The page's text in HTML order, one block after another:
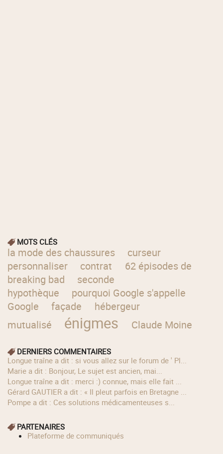
MOTS CLÉS
la mode des chaussures
curseur
personnaliser
contrat
62 épisodes de
breaking bad
seconde
hypothèque
pourquoi Google s'appelle
Google
façade
hébergeur
mutualisé
énigmes Claude Moine
DERNIERS COMMENTAIRES
longue traîne a dit : si vous allez sur le forum de ' Pl...
Marie a dit : Bonjour, Le sujet est ancien, mai...
longue traîne a dit : merci :) connue, mais elle fait ...
Gérard GAUTIER a dit : « Il pleut parfois en Bretagne ...
Pompe a dit : Ces solutions médicamenteuses s...
PARTENAIRES
Plateforme de communiqués